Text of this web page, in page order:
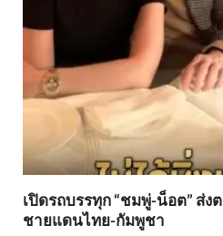
เปิดรถบรรทุก “ชมพู่-น็อต” ส่ง
ชายแดนไทย-กัมพูชา